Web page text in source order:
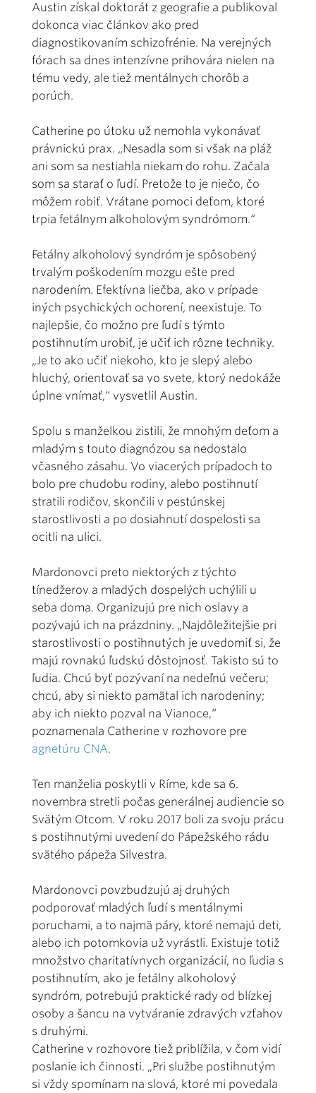
Austin získal doktorát z geografie a publikoval
dokonca viac článkov ako pred
diagnostikovaním schizofrénie. Na verejných
fórach sa dnes intenzívne prihovára nielen na
tému vedy, ale tiež mentálnych chorôb a
porúch.
Catherine po útoku už nemohla vykonávať
právnickú prax. „Nesadla som si však na pláž
ani som sa nestiahla niekam do rohu. Začala
som sa starať o ľudí. Pretože to je niečo, čo
môžem robiť. Vrátane pomoci deťom, ktoré
trpia fetálnym alkoholovým syndrómom.“
Fetálny alkoholový syndróm je spôsobený
trvalým poškodením mozgu ešte pred
narodením. Efektívna liečba, ako v prípade
iných psychických ochorení, neexistuje. To
najlepšie, čo možno pre ľudí s týmto
postihnutím urobiť, je učiť ich rôzne techniky.
„Je to ako učiť niekoho, kto je slepý alebo
hluchý, orientovať sa vo svete, ktorý nedokáže
úplne vnímať,“ vysvetlil Austin.
Spolu s manželkou zistili, že mnohým deťom a
mladým s touto diagnózou sa nedostalo
včasného zásahu. Vo viacerých prípadoch to
bolo pre chudobu rodiny, alebo postihnutí
stratili rodičov, skončili v pestúnskej
starostlivosti a po dosiahnutí dospelosti sa
ocitli na ulici.
Mardonovci preto niektorých z týchto
tínedžerov a mladých dospelých uchýlili u
seba doma. Organizujú pre nich oslavy a
pozývajú ich na prázdniny. „Najdôležitejšie pri
starostlivosti o postihnutých je uvedomiť si, že
majú rovnakú ľudskú dôstojnosť. Takisto sú to
ľudia. Chcú byť pozývaní na nedeľnú večeru;
chcú, aby si niekto pamätal ich narodeniny;
aby ich niekto pozval na Vianoce,“
poznamenala Catherine v rozhovore pre
agnetúru CNA.
Ten manželia poskytli v Ríme, kde sa 6.
novembra stretli počas generálnej audiencie so
Svätým Otcom. V roku 2017 boli za svoju prácu
s postihnutými uvedení do Pápežského rádu
svätého pápeža Silvestra.
Mardonovci povzbudzujú aj druhých
podporovať mladých ľudí s mentálnymi
poruchami, a to najmä páry, ktoré nemajú deti,
alebo ich potomkovia už vyrástli. Existuje totiž
množstvo charitatívnych organizácií, no ľudia s
postihnutím, ako je fetálny alkoholový
syndróm, potrebujú praktické rady od blízkej
osoby a šancu na vytváranie zdravých vzťahov
s druhými.
Catherine v rozhovore tiež priblížila, v čom vidí
poslanie ich činnosti. „Pri službe postihnutým
si vždy spomínam na slová, ktoré mi povedala